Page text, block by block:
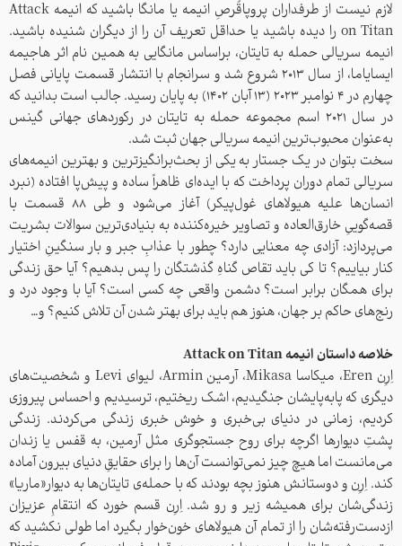
لازم نیست از طرفداران پروپاقُرصِ انیمه یا مانگا باشید که انیمه Attack
on Titan را دیده باشید یا حداقل تعریف آن را از دیگران شنیده باشید.
انیمه سریالی حمله به تایتان، براساس مانگایی به همین نام اثر هاجیمه
ایسایاما، از سال ۲۰۱۳ شروع شد و سرانجام با انتشار قسمت پایانی فصل
چهارم در ۴ نوامبر ۲۰۲۳ (۱۳ آبان ۱۴۰۲) به پایان رسید. جالب است بدانید که
در سال 2021 اسم مجموعه حمله به تایتان در رکوردهای جهانی گینس
به‌عنوان محبوب‌ترین انیمه سریالی جهان ثبت شد.
سخت بتوان در یک جستار به یکی از بحث‌برانگیزترین و بهترین انیمه‌های
سریالی تمام دوران پرداخت که با ایده‌ای ظاهراً ساده و پیش‌پا افتاده (نبرد
انسان‌ها علیه هیولاهای غول‌پیکر) آغاز می‌شود و طی ۸۸ قسمت با
قصه‌گوییِ خارق‌العاده و تصاویر خیره‌کننده به بنیادی‌ترین سوالات بشریت
می‌پردازد: آزادی چه معنایی دارد؟ چطور با عذابِ جبر و بار سنگینِ اختیار
کنار بیاییم؟ تا کی باید تقاص گناهِ گذشتگان‌ را پس بدهیم؟ آیا حق زندگی
برای همگان برابر است؟ دشمن واقعی‌ چه کسی است؟ آیا با وجود درد و
رنج‌های حاکم بر جهان، هنوز هم باید برای بهتر شدن آن تلاش کنیم؟ و…
خلاصه داستان انیمه Attack on Titan
اِرِن Eren، میکاسا Mikasa، آرمین Armin، لیوای Levi و شخصیت‌های
دیگری که پابه‌پایشان جنگیدیم، اشک ریختیم، ترسیدیم و احساس پیروزی
کردیم، زمانی در دنیای بی‌خبری و خوش خبری زندگی می‌کردند. زندگی
پشتِ دیوارها اگرچه برای روح جستجوگری مثل آرمین، به قفس یا زندان
می‌مانست اما هیچ چیز نمی‌توانست آن‌ها را برای حقایقِ دنیای بیرون آماده
کند. اِرِن و دوستانش هنوز بچه بودند که با حمله‌ی تایتان‌ها به دیوار«ماریا»
زندگی‌شان برای همیشه زیر و رو شد. اِرِن قسم خورد که انتقامِ عزیزان
ازدست‌رفته‌شان را از تمام آن هیولاهای خون‌خوار بگیرد اما طولی نکشید که